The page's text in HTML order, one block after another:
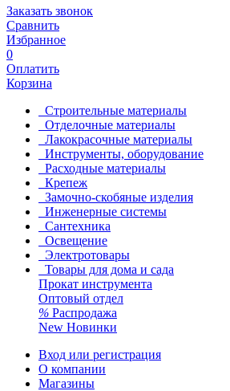
Заказать звонок
Сравнить
Избранное
0
Оплатить
Корзина
Строительные материалы
Отделочные материалы
Лакокрасочные материалы
Инструменты, оборудование
Расходные материалы
Крепеж
Замочно-скобяные изделия
Инженерные системы
Сантехника
Освещение
Электротовары
Товары для дома и сада
Прокат инструмента
Оптовый отдел
% Распродажа
New Новинки
Вход или регистрация
О компании
Магазины